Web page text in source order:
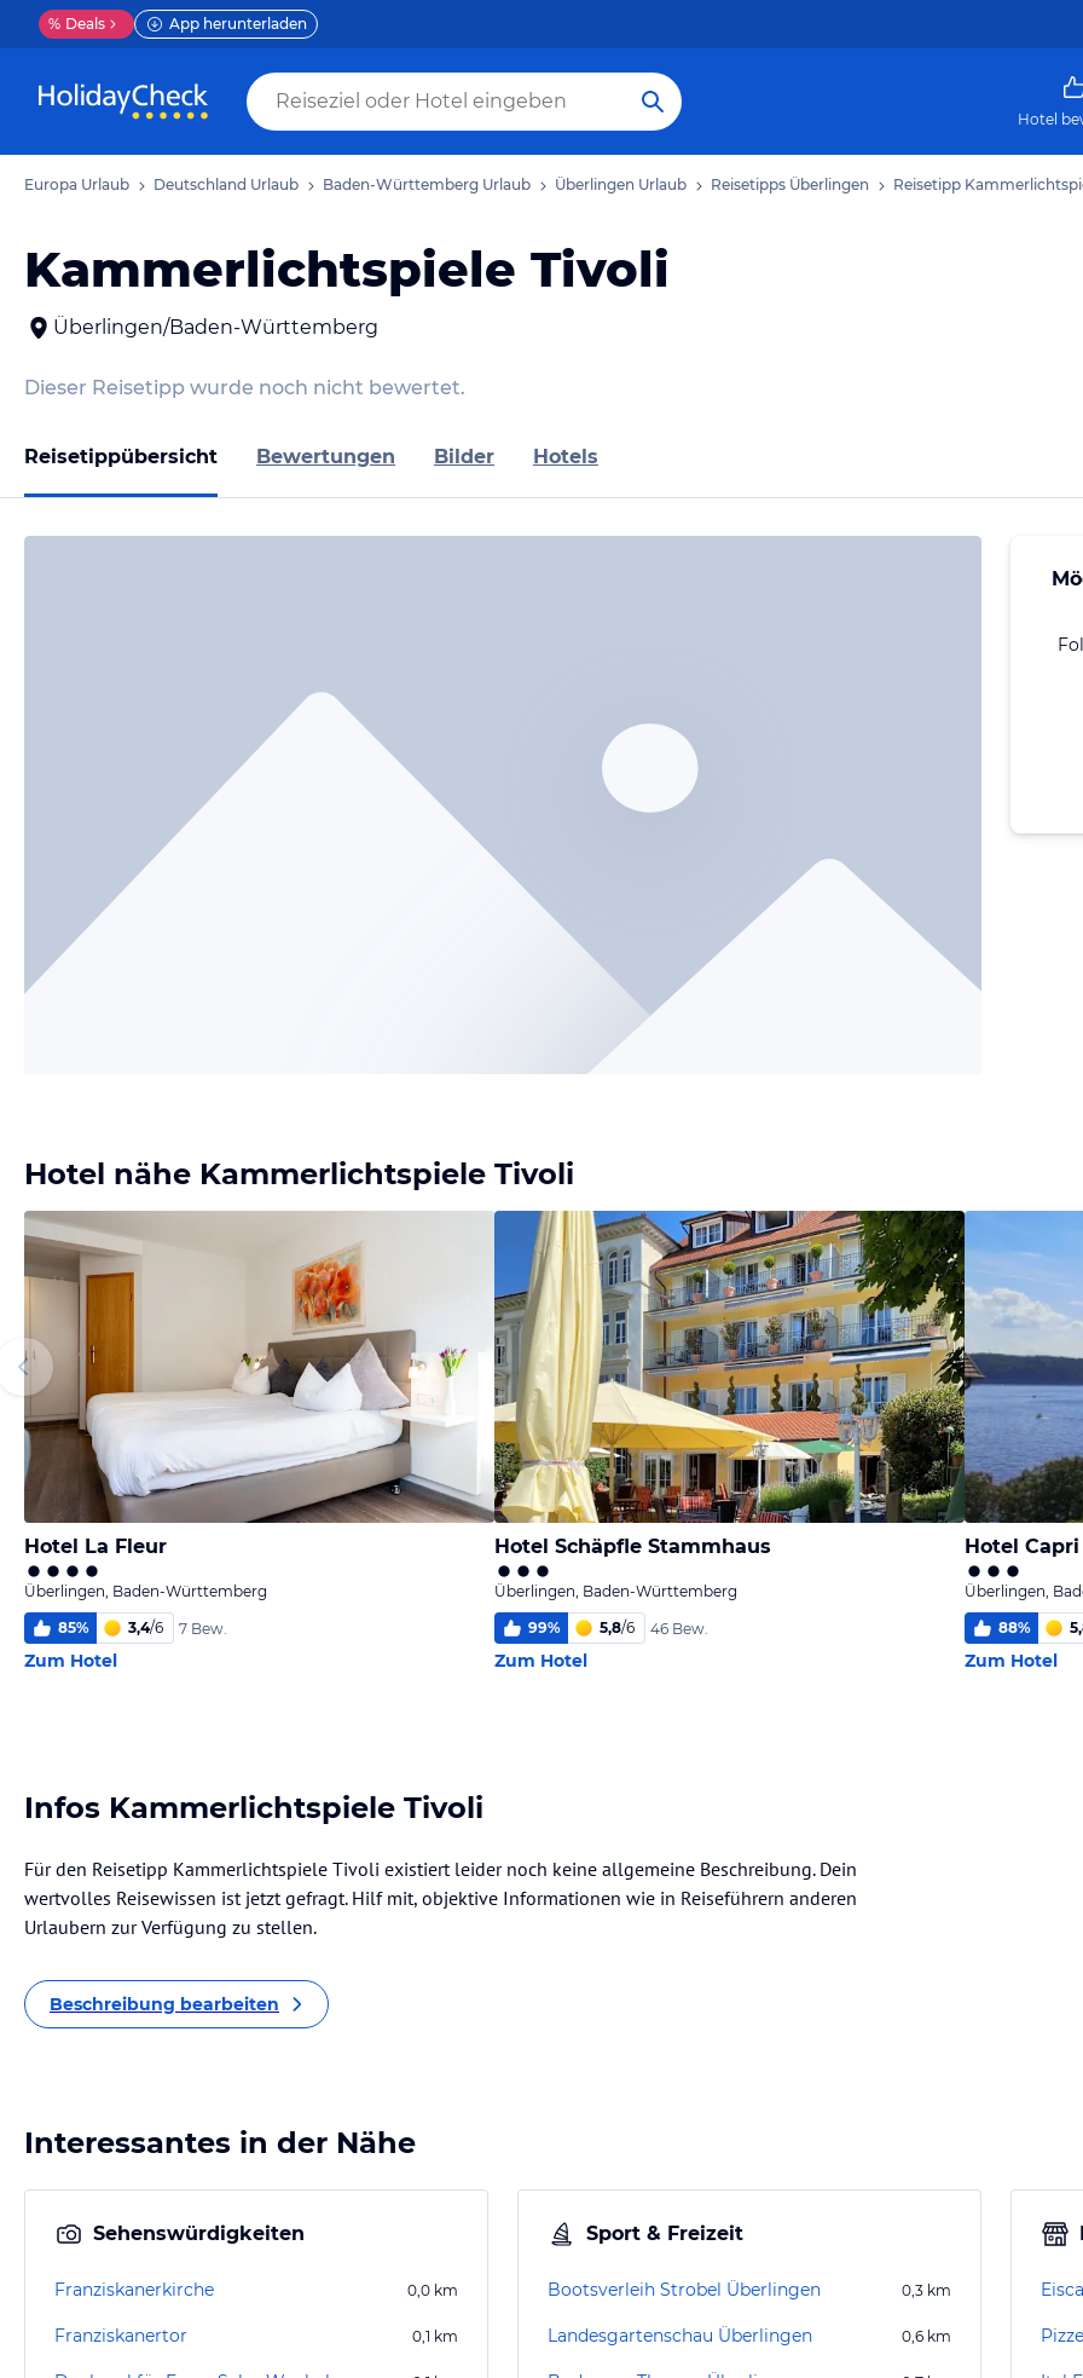
% Deals App herunterladen
Hotel
Europa Urlaub Deutschland Urlaub Baden-Württemberg Urlaub Überlingen Urlaub Reisetipps Überlingen Reisetipp
Kammerlichtspiele Tivoli
Überlingen/Baden-Württemberg
Dieser Reisetipp wurde noch nicht bewertet.
Reisetippübersicht Bewertungen Bilder Hotels
Hotel nähe Kammerlichtspiele Tivoli
Hotel La Fleur
Überlingen, Baden-Württemberg
85% 3,4/6 7 Bew.
Zum Hotel
Hotel Schäpfle Stammhaus
Überlingen, Baden-Württemberg
99% 5,8/6 46 Bew.
Zum Hotel
Hotel Capri
Überlingen,
88%
Zum Hotel
Infos Kammerlichtspiele Tivoli
Für den Reisetipp Kammerlichtspiele Tivoli existiert leider noch keine allgemeine Beschreibung. Dein
wertvolles Reisewissen ist jetzt gefragt. Hilf mit, objektive Informationen wie in Reiseführern anderen
Urlaubern zur Verfügung zu stellen.
Beschreibung bearbeiten
Interessantes in der Nähe
Sehenswürdigkeiten
Franziskanerkirche 0,0 km
Franziskanertor 0,1 km
Sport & Freizeit
Bootsverleih Strobel Überlingen 0,3 km
Landesgartenschau Überlingen 0,6 km